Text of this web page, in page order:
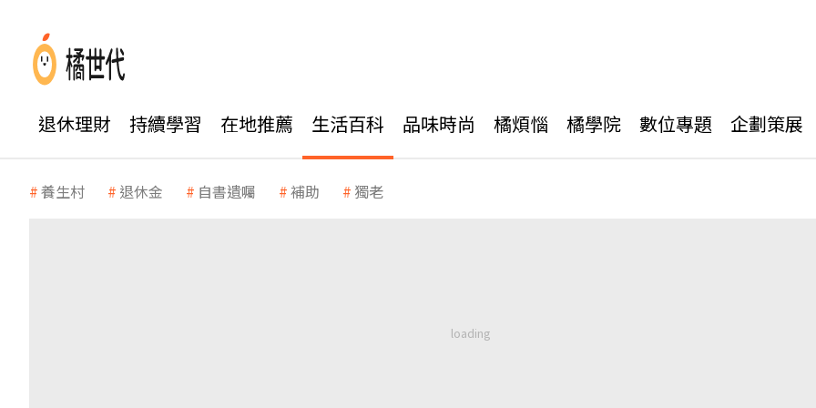
退休理財 持續學習 在地推薦 生活百科 品味時尚 橘煩惱 橘學院 數位專題 企劃策展
養生村 退休金 自書遺囑 補助 獨老